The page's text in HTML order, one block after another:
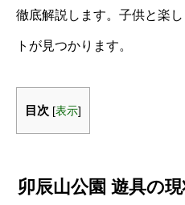
徹底解説します。子供と楽
トが見つかります。
目次 [表示]
卯辰山公園 遊具の